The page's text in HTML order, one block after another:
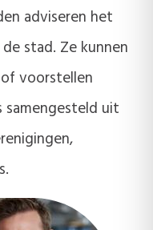
adviseren het
stad. Ze kunnen
voorstellen
samengesteld uit